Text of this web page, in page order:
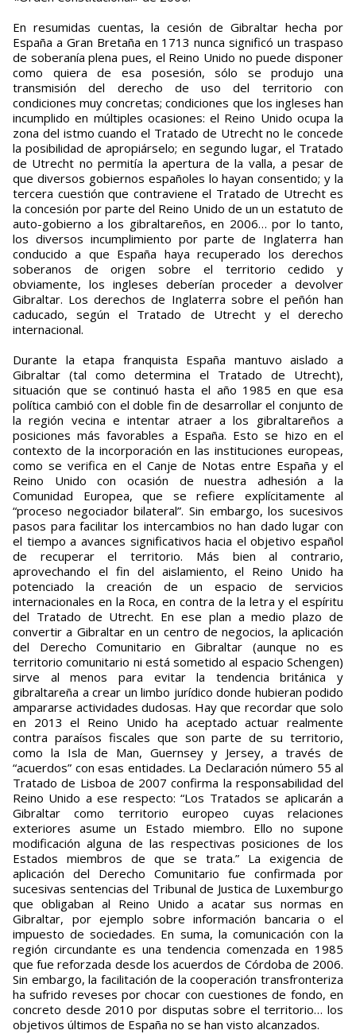
En resumidas cuentas, la cesión de Gibraltar hecha por
España a Gran Bretaña en 1713 nunca significó un traspaso
de soberanía plena pues, el Reino Unido no puede disponer
como quiera de esa posesión, sólo se produjo una
transmisión del derecho de uso del territorio con
condiciones muy concretas; condiciones que los ingleses han
incumplido en múltiples ocasiones: el Reino Unido ocupa la
zona del istmo cuando el Tratado de Utrecht no le concede
la posibilidad de apropiárselo; en segundo lugar, el Tratado
de Utrecht no permitía la apertura de la valla, a pesar de
que diversos gobiernos españoles lo hayan consentido; y la
tercera cuestión que contraviene el Tratado de Utrecht es
la concesión por parte del Reino Unido de un un estatuto de
auto-gobierno a los gibraltareños, en 2006… por lo tanto,
los diversos incumplimiento por parte de Inglaterra han
conducido a que España haya recuperado los derechos
soberanos de origen sobre el territorio cedido y
obviamente, los ingleses deberían proceder a devolver
Gibraltar. Los derechos de Inglaterra sobre el peñón han
caducado, según el Tratado de Utrecht y el derecho
internacional.
Durante la etapa franquista España mantuvo aislado a
Gibraltar (tal como determina el Tratado de Utrecht),
situación que se continuó hasta el año 1985 en que esa
política cambió con el doble fin de desarrollar el conjunto de
la región vecina e intentar atraer a los gibraltareños a
posiciones más favorables a España. Esto se hizo en el
contexto de la incorporación en las instituciones europeas,
como se verifica en el Canje de Notas entre España y el
Reino Unido con ocasión de nuestra adhesión a la
Comunidad Europea, que se refiere explícitamente al
“proceso negociador bilateral”. Sin embargo, los sucesivos
pasos para facilitar los intercambios no han dado lugar con
el tiempo a avances significativos hacia el objetivo español
de recuperar el territorio. Más bien al contrario,
aprovechando el fin del aislamiento, el Reino Unido ha
potenciado la creación de un espacio de servicios
internacionales en la Roca, en contra de la letra y el espíritu
del Tratado de Utrecht. En ese plan a medio plazo de
convertir a Gibraltar en un centro de negocios, la aplicación
del Derecho Comunitario en Gibraltar (aunque no es
territorio comunitario ni está sometido al espacio Schengen)
sirve al menos para evitar la tendencia británica y
gibraltareña a crear un limbo jurídico donde hubieran podido
ampararse actividades dudosas. Hay que recordar que solo
en 2013 el Reino Unido ha aceptado actuar realmente
contra paraísos fiscales que son parte de su territorio,
como la Isla de Man, Guernsey y Jersey, a través de
“acuerdos” con esas entidades. La Declaración número 55 al
Tratado de Lisboa de 2007 confirma la responsabilidad del
Reino Unido a ese respecto: “Los Tratados se aplicarán a
Gibraltar como territorio europeo cuyas relaciones
exteriores asume un Estado miembro. Ello no supone
modificación alguna de las respectivas posiciones de los
Estados miembros de que se trata.” La exigencia de
aplicación del Derecho Comunitario fue confirmada por
sucesivas sentencias del Tribunal de Justica de Luxemburgo
que obligaban al Reino Unido a acatar sus normas en
Gibraltar, por ejemplo sobre información bancaria o el
impuesto de sociedades. En suma, la comunicación con la
región circundante es una tendencia comenzada en 1985
que fue reforzada desde los acuerdos de Córdoba de 2006.
Sin embargo, la facilitación de la cooperación transfronteriza
ha sufrido reveses por chocar con cuestiones de fondo, en
concreto desde 2010 por disputas sobre el territorio… los
objetivos últimos de España no se han visto alcanzados.